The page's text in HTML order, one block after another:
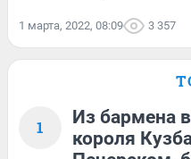
1 марта, 2022, 08:09 3 357
1
Из бармена
короля